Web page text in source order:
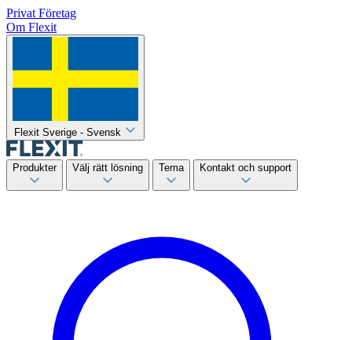
Privat Företag
Om Flexit
Flexit Sverige - Svensk
Produkter Välj rätt lösning Tema Kontakt och support